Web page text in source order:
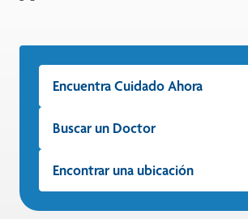
Encuentra Cuidado Ahora
Buscar un Doctor
Encontrar una ubicación